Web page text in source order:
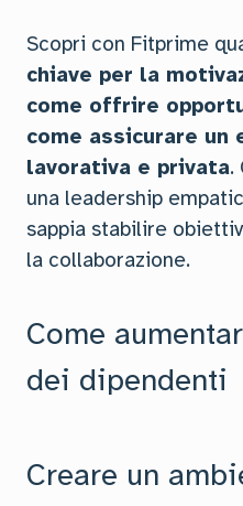
Scopri con Fitprime
chiave per la
come offrire
come assicurare
lavorativa e privata.
una leadership
sappia stabilire
la collaborazione.
Come
dei dipendenti
Creare un